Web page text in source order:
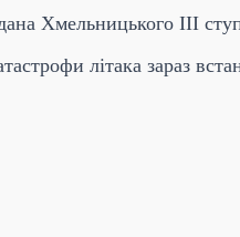
Хмельницького ІІІ
літака зараз